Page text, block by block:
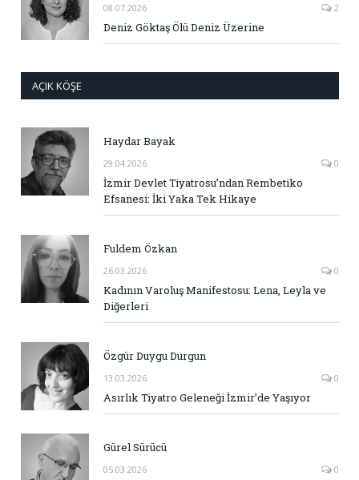
08.07.2026 2
Deniz Göktaş Ölü Deniz Üzerine
AÇIK KÖŞE
Haydar Bayak
29.04.2026 0
İzmir Devlet Tiyatrosu’ndan Rembetiko
Efsanesi: İki Yaka Tek Hikaye
Fuldem Özkan
26.03.2026 0
Kadının Varoluş Manifestosu: Lena, Leyla ve
Diğerleri
Özgür Duygu Durgun
13.03.2026 0
Asırlık Tiyatro Geleneği İzmir’de Yaşıyor
Gürel Sürücü
05.03.2026 0